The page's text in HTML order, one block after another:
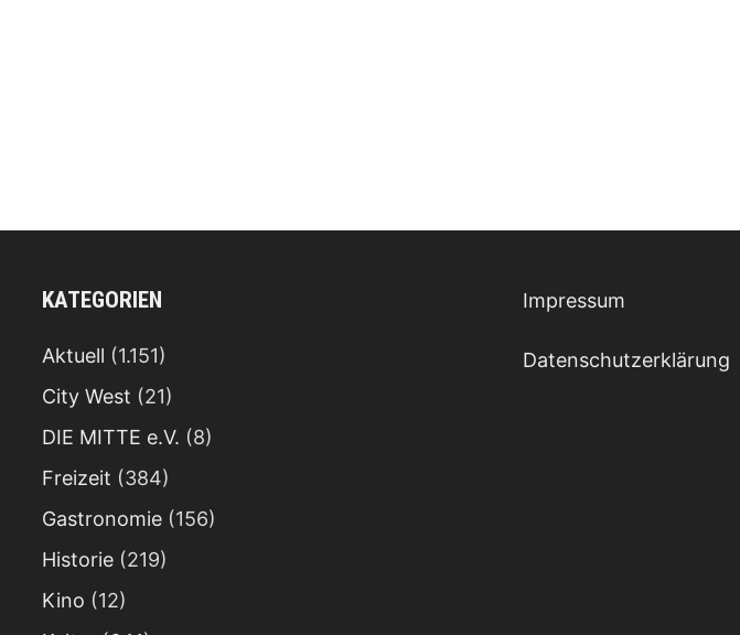
KATEGORIEN
Aktuell (1.151)
City West (21)
DIE MITTE e.V. (8)
Freizeit (384)
Gastronomie (156)
Historie (219)
Kino (12)
Impressum
Datenschutzerklärung